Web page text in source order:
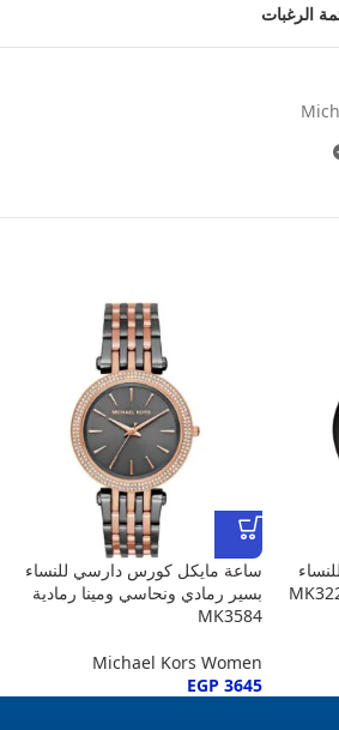
الرغبات
ساعة مايكل كورس دارسي للنساء
بسير رمادي ونحاسي ومينا رمادية
MK3584
Michael Kors Women
EGP 3645